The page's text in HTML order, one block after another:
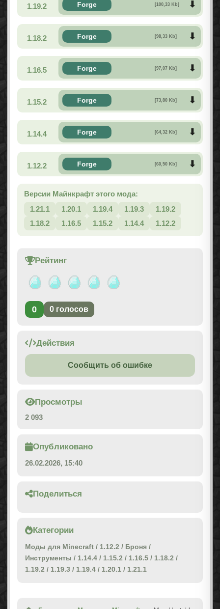
1.19.2 Forge [100,33 Kb]
1.18.2 Forge [98,33 Kb]
1.16.5 Forge [97,07 Kb]
1.15.2 Forge [73,80 Kb]
1.14.4 Forge [64,32 Kb]
1.12.2 Forge [60,50 Kb]
Версии Майнкрафт этого мода:
1.21.1
1.20.1 1.19.4 1.19.3
1.19.2
1.18.2
1.16.5 1.15.2 1.14.4 1.12.2
Рейтинг
0 0 голосов
Действия
Сообщить об ошибке
Просмотры
2 093
Опубликовано
26.02.2026, 15:40
Поделиться
Категории
Моды для Minecraft / 1.12.2 / Броня /
Инструменты / 1.14.4 / 1.15.2 / 1.16.5 / 1.18.2 /
1.19.2 / 1.19.3 / 1.19.4 / 1.20.1 / 1.21.1